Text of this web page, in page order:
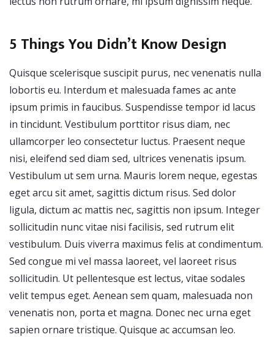
5 Things You Didn’t Know Design
Quisque scelerisque suscipit purus, nec venenatis nulla
lobortis eu. Interdum et malesuada fames ac ante
ipsum primis in faucibus. Suspendisse tempor id lacus
in tincidunt. Vestibulum porttitor risus diam, nec
ullamcorper leo consectetur luctus. Praesent neque
nisi, eleifend sed diam sed, ultrices venenatis ipsum.
Vestibulum ut sem urna. Mauris lorem neque, egestas
eget arcu sit amet, sagittis dictum risus. Sed dolor
ligula, dictum ac mattis nec, sagittis non ipsum. Integer
sollicitudin nunc vitae nisi facilisis, sed rutrum elit
vestibulum. Duis viverra maximus felis at condimentum.
Sed congue mi vel massa laoreet, vel laoreet risus
sollicitudin. Ut pellentesque est lectus, vitae sodales
velit tempus eget. Aenean sem quam, malesuada non
venenatis non, porta et magna. Donec nec urna eget
sapien ornare tristique. Quisque ac accumsan leo.